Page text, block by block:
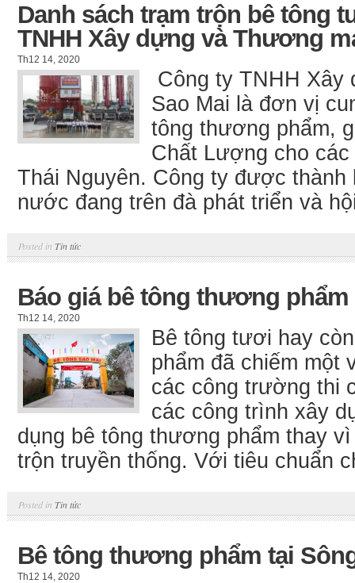
Danh sách trạm trộn bê tông
TNHH Xây dựng và Thương
Th12 14, 2020
Công ty TNHH
Sao Mai là đơn vị
tông thương phẩm,
Chất Lượng cho
Thái Nguyên. Công ty được thành
nước đang trên đà phát triển và
Posted in Tin tức
Báo giá bê tông thương phẩm
Th12 14, 2020
Bê tông tươi hay
phẩm đã chiếm một
các công trường thi
các công trình xây
dụng bê tông thương phẩm thay
trộn truyền thống. Với tiêu chuẩn
Posted in Tin tức
Bê tông thương phẩm tại
Th12 14, 2020